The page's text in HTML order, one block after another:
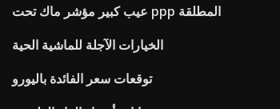
عيب كبير مؤشر ماك تحت ppp المطلقة
الخيارات الآجلة للماشية الحية
توقعات سعر الفائدة باليورو